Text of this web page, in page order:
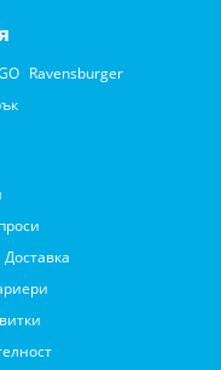
Ravensburger
Доставка